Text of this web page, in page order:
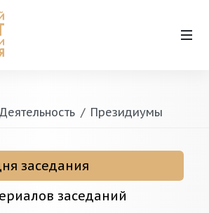
Деятельность Президиумы
заседания
заседаний